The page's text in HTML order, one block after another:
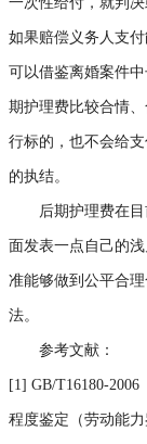
如果赔偿义务人支
可以借鉴离婚案件
期护理费比较合情
行标的，也不会给
的执结。
后期护理费在目
面发表一点自己的
准能够做到公平合
法。
参考文献：
[1] GB/T16180-
程度鉴定（劳动能力